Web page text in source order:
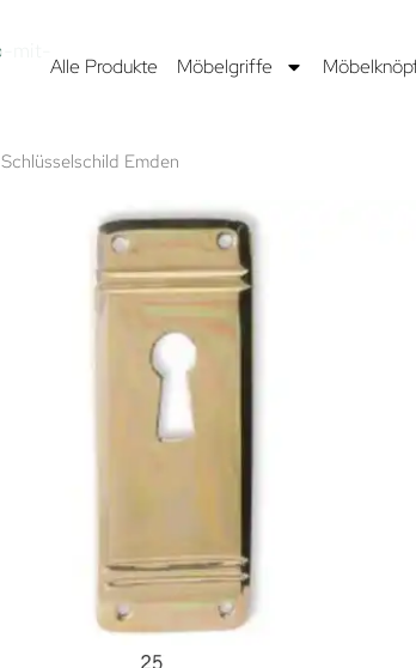
Alle Produkte Möbelgriffe
Schlüsselschild Emden